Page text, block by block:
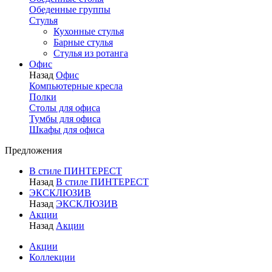
Обеденные группы
Стулья
Кухонные стулья
Барные стулья
Стулья из ротанга
Офис
Назад Офис
Компьютерные кресла
Полки
Столы для офиса
Тумбы для офиса
Шкафы для офиса
Предложения
В стиле ПИНТЕРЕСТ
Назад В стиле ПИНТЕРЕСТ
ЭКСКЛЮЗИВ
Назад ЭКСКЛЮЗИВ
Акции
Назад Акции
Акции
Коллекции